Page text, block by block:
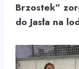
Brzostek”
do Jasła na